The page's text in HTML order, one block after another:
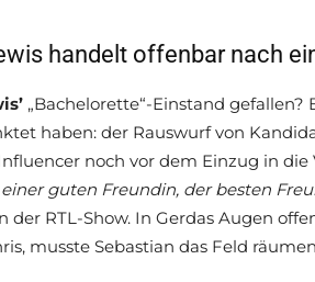
handelt offenbar nach
„Bachelorette“-Einstand
haben: der Rauswurf von
noch vor dem Einzug in die
guten Freundin, der besten
RTL-Show. In Gerdas Augen
musste Sebastian das Feld